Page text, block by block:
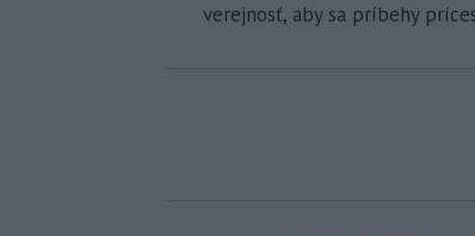
verejnosť, aby sa príbehy